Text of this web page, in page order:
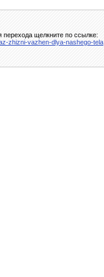
перехода щелкните по ссылке:
zhizni-vazhen-dlya-nashego-tela